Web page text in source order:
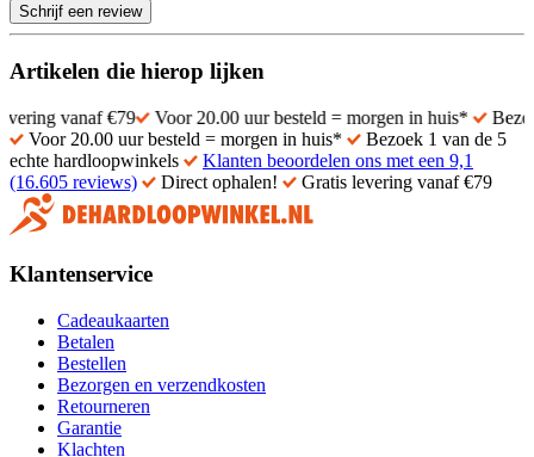
Schrijf een review
Artikelen die hierop lijken
€79 Voor 20.00 uur besteld = morgen in huis*
Bezoek 1 van
Voor 20.00 uur besteld = morgen in huis*
Bezoek 1 van de 5
echte hardloopwinkels
Klanten beoordelen ons met een 9,1
(16.605 reviews)
Direct ophalen! Gratis levering vanaf €79
Klantenservice
Cadeaukaarten
Betalen
Bestellen
Bezorgen en verzendkosten
Retourneren
Garantie
Klachten